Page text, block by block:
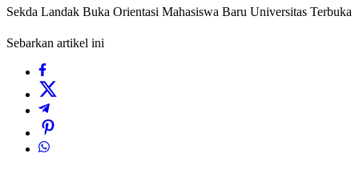
Sekda Landak Buka Orientasi Mahasiswa Baru Universitas Terbuka
Sebarkan artikel ini